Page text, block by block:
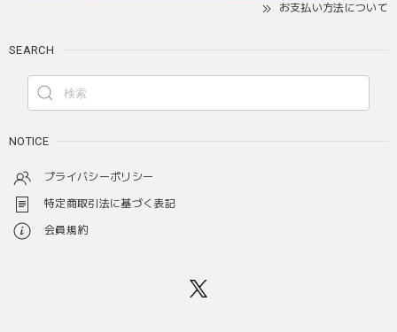
お支払い方法について
SEARCH
NOTICE
プライバシーポリシー
特定商取引法に基づく表記
会員規約